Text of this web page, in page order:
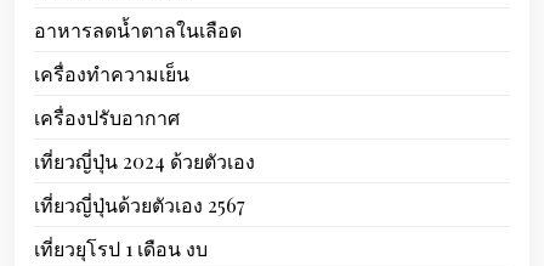
อาหารลดน้ำตาลในเลือด
เครื่องทำความเย็น
เครื่องปรับอากาศ
เที่ยวญี่ปุ่น 2024 ด้วยตัวเอง
เที่ยวญี่ปุ่นด้วยตัวเอง 2567
เที่ยวยุโรป 1 เดือน งบ